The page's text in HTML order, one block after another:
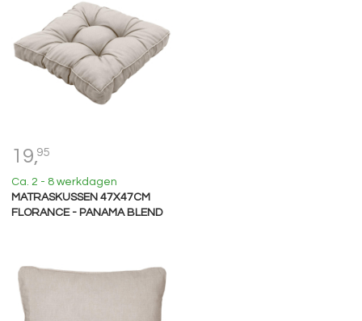
19,95
Ca. 2 - 8 werkdagen
MATRASKUSSEN 47X47CM
FLORANCE - PANAMA BLEND